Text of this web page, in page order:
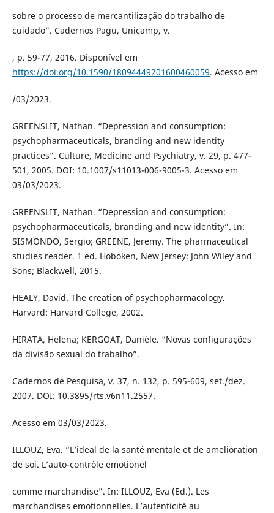
sobre o processo de mercantilização do trabalho de
cuidado”. Cadernos Pagu, Unicamp, v.
, p. 59-77, 2016. Disponível em
https://doi.org/10.1590/18094449201600460059. Acesso em
/03/2023.
GREENSLIT, Nathan. “Depression and consumption:
psychopharmaceuticals, branding and new identity
practices”. Culture, Medicine and Psychiatry, v. 29, p. 477-
501, 2005. DOI: 10.1007/s11013-006-9005-3. Acesso em
03/03/2023.
GREENSLIT, Nathan. “Depression and consumption:
psychopharmaceuticals, branding and new identity”. In:
SISMONDO, Sergio; GREENE, Jeremy. The pharmaceutical
studies reader. 1 ed. Hoboken, New Jersey: John Wiley and
Sons; Blackwell, 2015.
HEALY, David. The creation of psychopharmacology.
Harvard: Harvard College, 2002.
HIRATA, Helena; KERGOAT, Danièle. “Novas configurações
da divisão sexual do trabalho”.
Cadernos de Pesquisa, v. 37, n. 132, p. 595-609, set./dez.
2007. DOI: 10.3895/rts.v6n11.2557.
Acesso em 03/03/2023.
ILLOUZ, Eva. “L’ideal de la santé mentale et de amelioration
de soi. L’auto-contrôle emotionel
comme marchandise”. In: ILLOUZ, Eva (Ed.). Les
marchandises emotionnelles. L’autenticité au